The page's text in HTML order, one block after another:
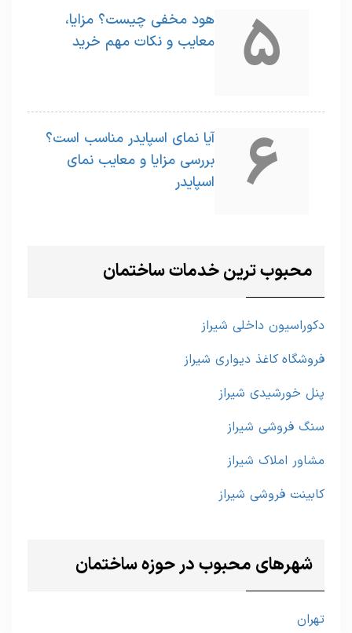
5
هود مخفی چیست؟ مزایا،
معایب و نکات مهم خرید
6
آیا نمای اسپایدر مناسب است؟
بررسی مزایا و معایب نمای
اسپایدر
محبوب ترین خدمات ساختمان
دکوراسیون داخلی شیراز
فروشگاه کاغذ دیواری شیراز
پنل خورشیدی شیراز
سنگ فروشی شیراز
مشاور املاک شیراز
کابینت فروشی شیراز
شهرهای محبوب در حوزه ساختمان
تهران